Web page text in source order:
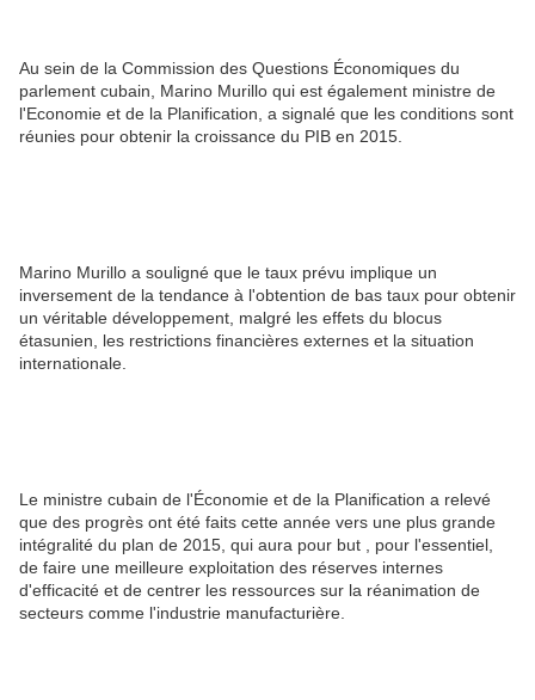
Au sein de la Commission des Questions Économiques du
parlement cubain, Marino Murillo qui est également ministre de
l'Economie et de la Planification, a signalé que les conditions sont
réunies pour obtenir la croissance du PIB en 2015.
Marino Murillo a souligné que le taux prévu implique un
inversement de la tendance à l'obtention de bas taux pour obtenir
un véritable développement, malgré les effets du blocus
étasunien, les restrictions financières externes et la situation
internationale.
Le ministre cubain de l'Économie et de la Planification a relevé
que des progrès ont été faits cette année vers une plus grande
intégralité du plan de 2015, qui aura pour but , pour l'essentiel,
de faire une meilleure exploitation des réserves internes
d'efficacité et de centrer les ressources sur la réanimation de
secteurs comme l'industrie manufacturière.